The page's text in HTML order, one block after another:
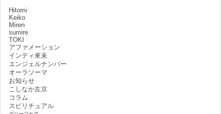
Hitomi
Keiko
Miren
sumire
TOKI
アファメーション
インティ來未
エンジェルナンバー
オーラソーマ
お知らせ
こしなか左京
コラム
スピリチュアル